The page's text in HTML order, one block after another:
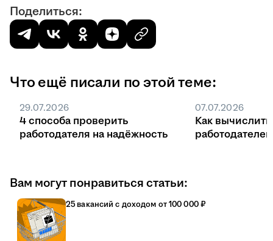
Поделиться:
Что ещё писали по этой теме:
29.07.2026
4 способа проверить
работодателя на надёжность
07.07.2026
Как вычислить
Вам могут понравиться статьи:
25 вакансий с доходом от 100 000 ₽